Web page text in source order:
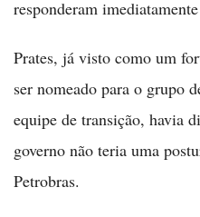
responderam
Prates, já visto como um
ser nomeado para o grupo
equipe de transição, havia
governo não teria uma
Petrobras.